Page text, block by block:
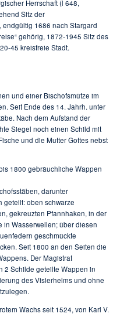
Herrschaft (l 648,
Sitz der
1686 nach Stargard
gehörig, 1872-1945 Sitz des
45 kreisfreie Stadt.
und einer Bischofsmütze im
Seit Ende des 14. Jahrh. unter
Nach dem Aufstand der
Siegel noch einen Schild mit
und die Mutter Gottes nebst
1800 gebräuchliche Wappen
darunter
geteilt: oben schwarze
gekreuzten Pfannhaken, in der
in Wasserwellen; über diesen
geschmückte
Seit 1800 an den Seiten die
Der Magistrat
2 Schilde geteilte Wappen in
des Visierhelms und ohne
Wachs seit 1524, von Karl V.